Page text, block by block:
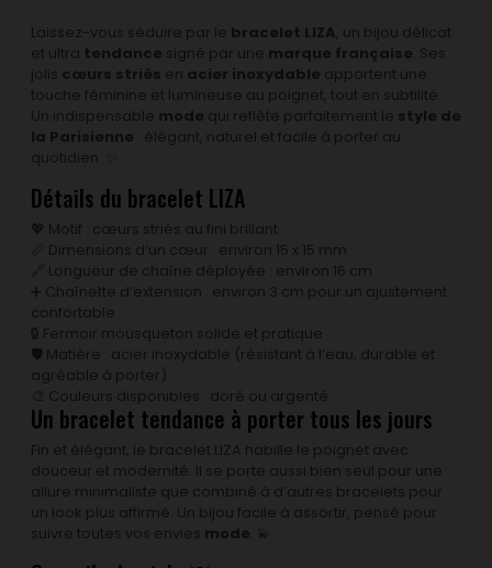
Laissez-vous séduire par le bracelet LIZA , un bijou délicat
et ultra tendance signé par une marque française . Ses
jolis cœurs striés en acier inoxydable apportent une
touche féminine et lumineuse au poignet, tout en subtilité.
Un indispensable mode qui reflète parfaitement le style de
la Parisienne : élégant, naturel et facile à porter au
quotidien. ✨
Détails du bracelet LIZA
💖 Motif : cœurs striés au fini brillant
📏 Dimensions d’un cœur : environ 15 x 15 mm
🔗 Longueur de chaîne déployée : environ 16 cm
➕ Chaînette d’extension : environ 3 cm pour un ajustement
confortable
🔒 Fermoir mousqueton solide et pratique
🛡️ Matière : acier inoxydable (résistant à l’eau, durable et
agréable à porter)
🎨 Couleurs disponibles : doré ou argenté
Un bracelet tendance à porter tous les jours
Fin et élégant, le bracelet LIZA habille le poignet avec
douceur et modernité. Il se porte aussi bien seul pour une
allure minimaliste que combiné à d’autres bracelets pour
un look plus affirmé. Un bijou facile à assortir, pensé pour
suivre toutes vos envies mode . 💫